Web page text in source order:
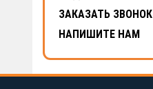
ЗАКАЗАТЬ ЗВОНОК
НАПИШИТЕ НАМ